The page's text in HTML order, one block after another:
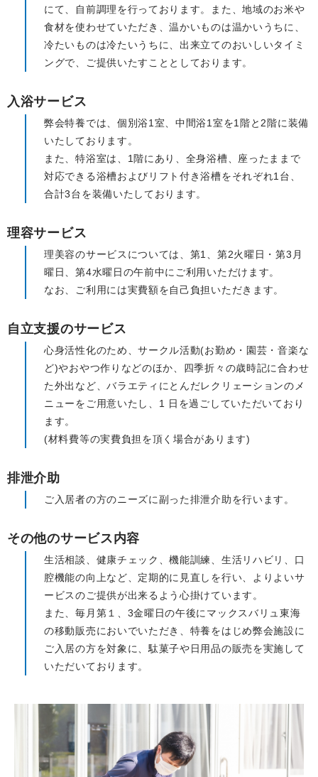
にて、自前調理を行っております。また、地域のお米や
食材を使わせていただき、温かいものは温かいうちに、
冷たいものは冷たいうちに、出来立てのおいしいタイミ
ングで、ご提供いたすこととしております。
入浴サービス
弊会特養では、個別浴1室、中間浴1室を1階と2階に装備
いたしております。
また、特浴室は、1階にあり、全身浴槽、座ったままで
対応できる浴槽およびリフト付き浴槽をそれぞれ1台、
合計3台を装備いたしております。
理容サービス
理美容のサービスについては、第1、第2火曜日・第3月
曜日、第4水曜日の午前中にご利用いただけます。
なお、ご利用には実費額を自己負担いただきます。
自立支援のサービス
心身活性化のため、サークル活動(お勤め・園芸・音楽な
ど)やおやつ作りなどのほか、四季折々の歳時記に合わせ
た外出など、バラエティにとんだレクリェーションのメ
ニューをご用意いたし、1 日を過ごしていただいており
ます。
(材料費等の実費負担を頂く場合があります)
排泄介助
ご入居者の方のニーズに副った排泄介助を行います。
その他のサービス内容
生活相談、健康チェック、機能訓練、生活リハビリ、口
腔機能の向上など、定期的に見直しを行い、よりよいサ
ービスのご提供が出来るよう心掛けています。
また、毎月第１、3金曜日の午後にマックスバリュ東海
の移動販売においでいただき、特養をはじめ弊会施設に
ご入居の方を対象に、駄菓子や日用品の販売を実施して
いただいております。